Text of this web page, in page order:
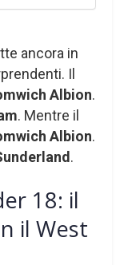
ancora in
Il
Albion.
. Mentre il
Albion.
.
18: il
il West